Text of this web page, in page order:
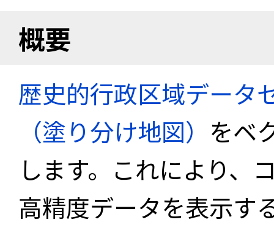
概要
歴史的行政区域データ
（塗り分け地図） をベ
します。これにより、
高精度データを表示す